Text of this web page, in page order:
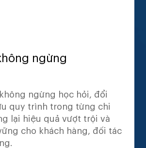
ngừng
ngừng học hỏi, đổi
quy trình trong từng chi
lại hiệu quả vượt trội và
cho khách hàng, đối tác